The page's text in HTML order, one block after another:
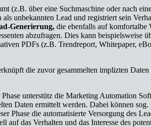
(z.B. über eine Suchmaschine oder nach
unbekannten Lead und registriert sein
Generierung, die ebenfalls auf komfortalbe
abzufragen. Dies kann beispielsweise
PDFs (z.B. Trendreport, Whitepaper,
die zuvor gesammelten implizten
unterstütz die Marketing Automation
Daten ermittelt werden. Dabei können
Phase die automatisierte Versorgung des
das Verhalten und das Interesse des